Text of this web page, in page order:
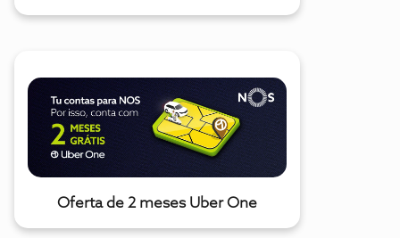
Oferta de 2 meses Uber One